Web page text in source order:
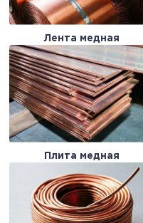
Лента медная
Плита медная